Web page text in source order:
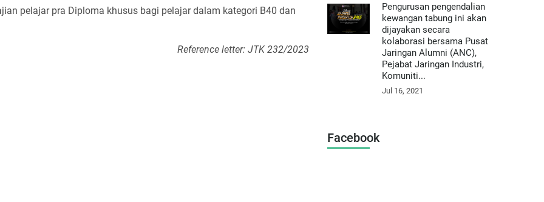
pelajar pra Diploma khusus bagi pelajar dalam kategori B40 dan
Reference letter: JTK 232/2023
Pengurusan pengendalian
kewangan tabung ini akan
dijayakan secara
kolaborasi bersama Pusat
Jaringan Alumni (ANC),
Pejabat Jaringan Industri,
Komuniti...
Jul 16, 2021
Facebook